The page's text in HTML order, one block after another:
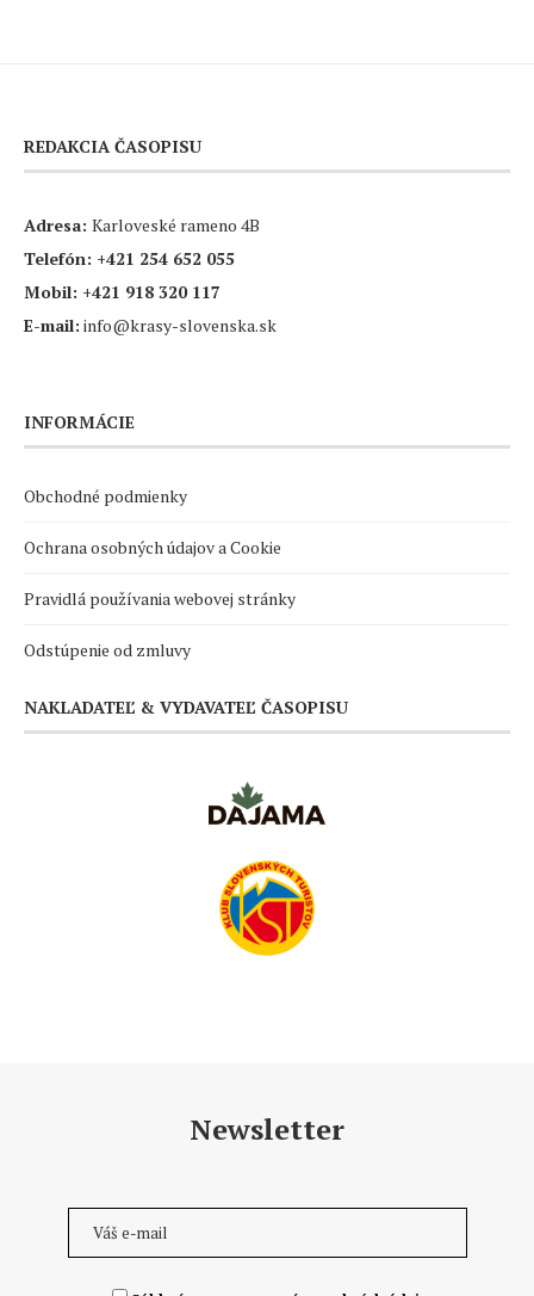
REDAKCIA ČASOPISU
Adresa: Karloveské rameno 4B
Telefón: +421 254 652 055
Mobil: +421 918 320 117
E-mail: info@krasy-slovenska.sk
INFORMÁCIE
Obchodné podmienky
Ochrana osobných údajov a Cookie
Pravidlá používania webovej stránky
Odstúpenie od zmluvy
NAKLADATEĽ & VYDAVATEĽ ČASOPISU
Newsletter